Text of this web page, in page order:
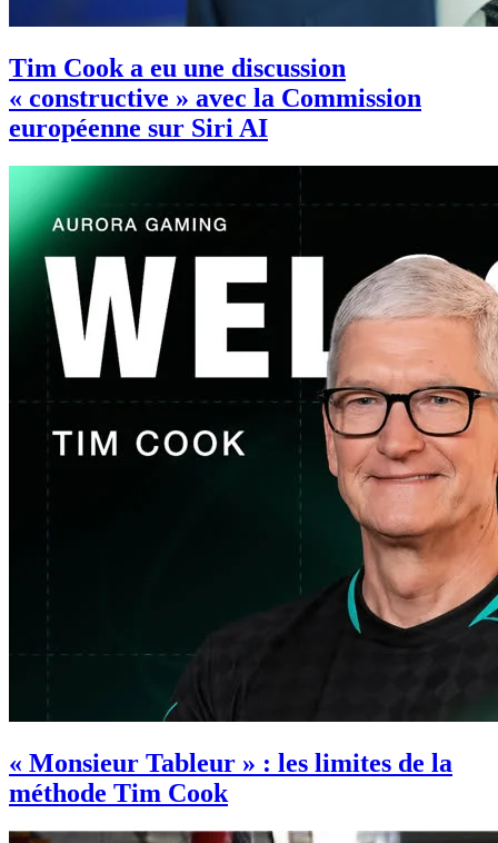
Tim Cook a eu une discussion
« constructive » avec la Commission
européenne sur Siri AI
« Monsieur Tableur » : les limites de la
méthode Tim Cook